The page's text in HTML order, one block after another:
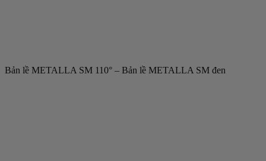
Bản lề METALLA SM 110° – Bản lề METALLA SM đen